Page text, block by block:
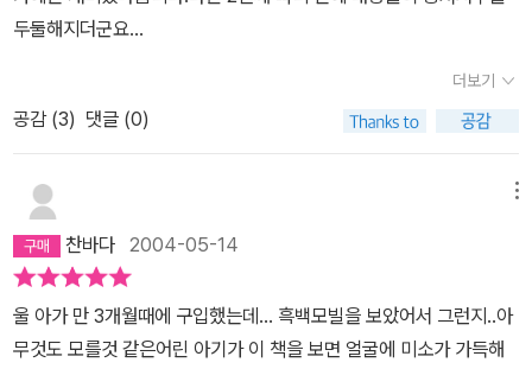
두둘해지더군요...
더보기
공감 (3) 댓글 (0)
찬바다 2004-05-14
울 아가 만 3개월때에 구입했는데... 흑백모빌을 보았어서 그런지..아
무것도 모를것 같은어린 아기가 이 책을 보면 얼굴에 미소가 가득해